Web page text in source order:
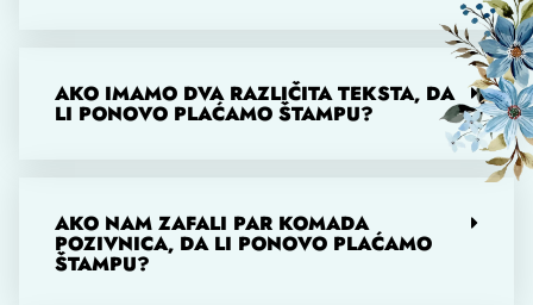
AKO IMAMO DVA RAZLIČITA TEKSTA, DA
LI PONOVO PLAĆAMO ŠTAMPU?
AKO NAM ZAFALI PAR KOMADA
POZIVNICA, DA LI PONOVO PLAĆAMO
ŠTAMPU?